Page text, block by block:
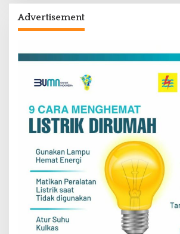
Advertisement